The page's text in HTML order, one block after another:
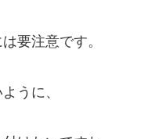
要注意です。
うに、